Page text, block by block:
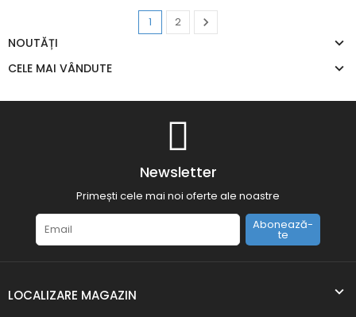
NOUTĂȚI
CELE MAI VÂNDUTE
1 2 Urmatorul

Newsletter
Primești cele mai noi oferte ale noastre
Abonează-
te
LOCALIZARE MAGAZIN